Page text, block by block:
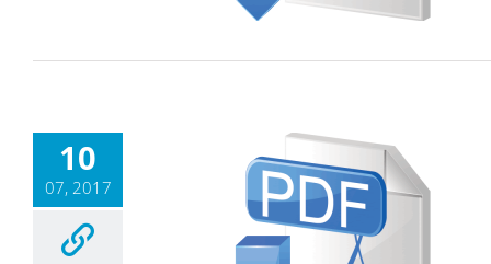
10
07, 2017